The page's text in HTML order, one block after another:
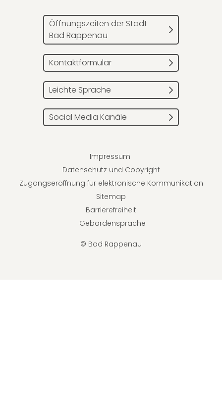
Öffnungszeiten der Stadt
Bad Rappenau
Kontaktformular
Leichte Sprache
Social Media Kanäle
© Bad Rappenau
Impressum
Datenschutz und Copyright
Zugangseröffnung für elektronische Kommunikation
Sitemap
Barrierefreiheit
Gebärdensprache